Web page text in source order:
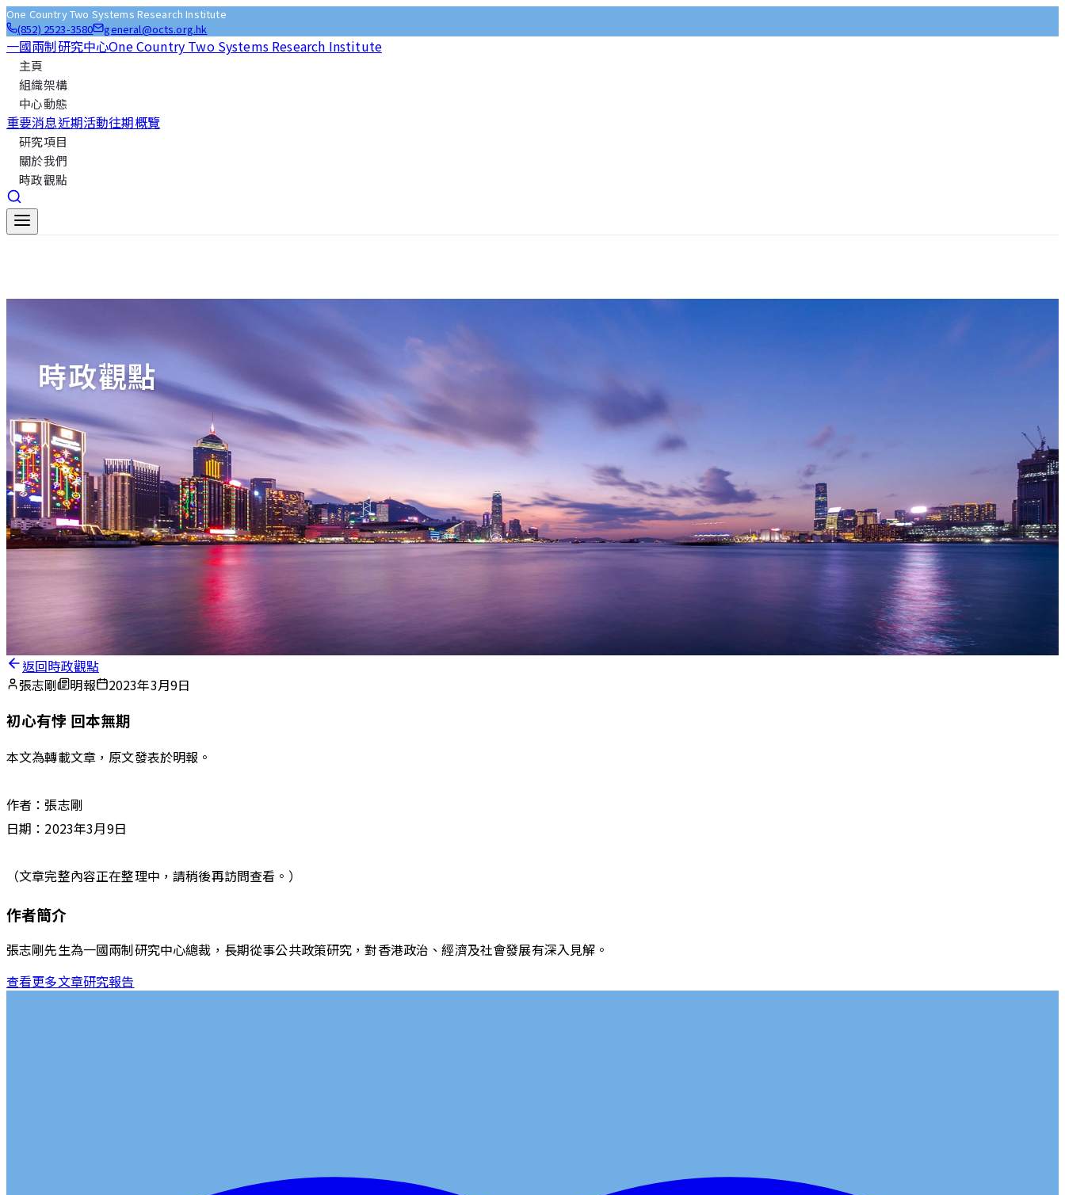
One Country Two Systems Research Institute
(852) 2523-3580
general@octs.org.hk
一國兩制研究中心One Country Two Systems Research Institute
主頁
組織架構
中心動態
重要消息近期活動往期概覽
研究項目
關於我們
時政觀點
時政觀點
返回時政觀點
張志剛
明報 2023年3月9日
初心有悖 回本無期
本文為轉載文章，原文發表於明報 。
作者：張志剛
日期： 2023年3月9日
（文章完整內容正在整理中，請稍後再訪問查看。）
作者簡介
張志剛先生為一國兩制研究中心總裁，長期從事公共政策研究，對香港政治、經濟及社會發展有深入見解。
查看更多文章研究報告